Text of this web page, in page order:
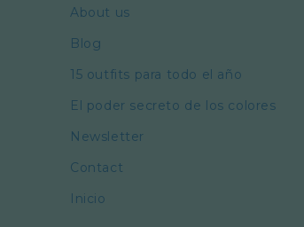
About us
Blog
15 outfits para todo el año
El poder secreto de los colores
Newsletter
Contact
Inicio